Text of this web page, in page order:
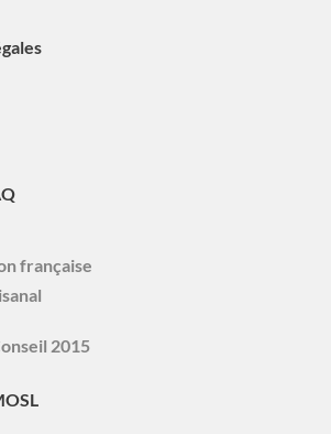
française
2015